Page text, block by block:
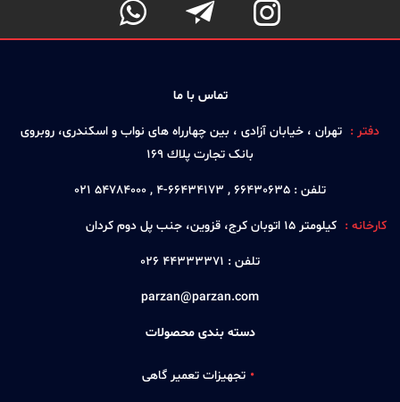



تماس با ما
دفتر : تهران ، خيابان آزادی ، بين چهارراه های نواب و اسكندری، روبروی
بانک تجارت پلاك 169
تلفن : 66430635 , 66434173-4 , 54784000 021
کارخانه : كيلومتر 15 اتوبان كرج، قزوين، جنب پل دوم كردان
تلفن : 44333371 026
parzan@parzan.com
دسته بندی محصولات
تجهیزات تعمیر گاهی